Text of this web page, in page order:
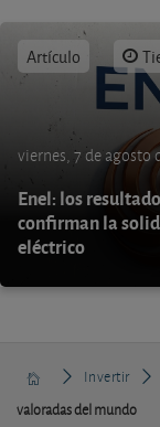
Artículo
viernes, 7 de agosto
Enel: los
confirman la
eléctrico
Invertir
valoradas del mundo